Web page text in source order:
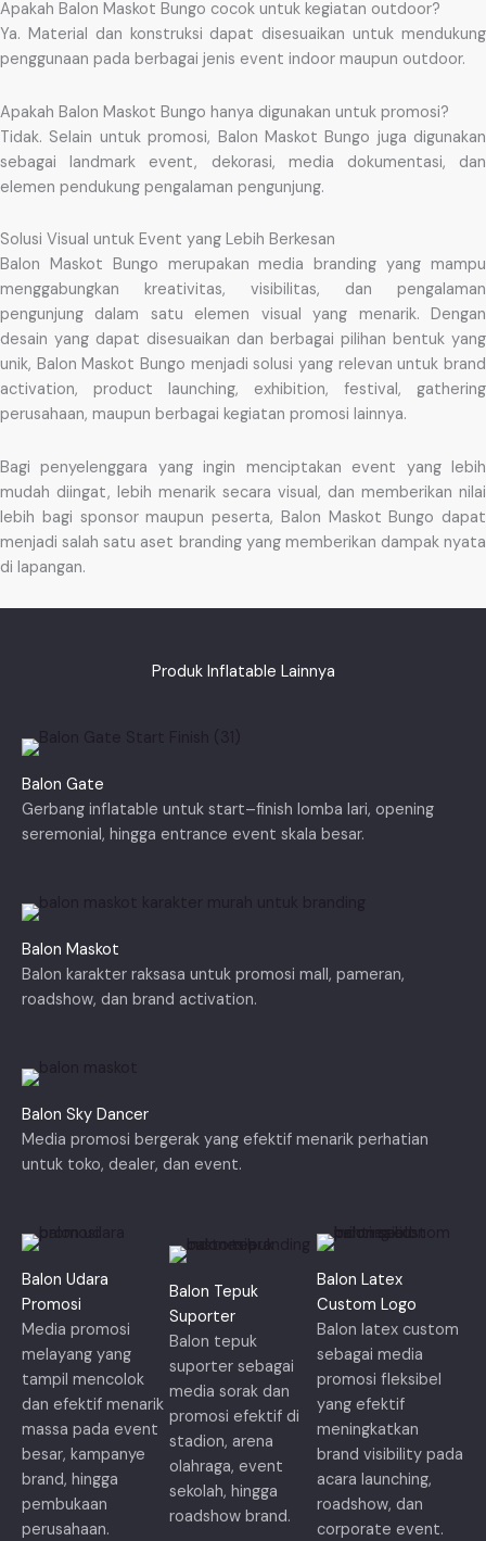
Apakah Balon Maskot Bungo cocok untuk kegiatan outdoor?
Ya. Material dan konstruksi dapat disesuaikan untuk mendukung
penggunaan pada berbagai jenis event indoor maupun outdoor.
Apakah Balon Maskot Bungo hanya digunakan untuk promosi?
Tidak. Selain untuk promosi, Balon Maskot Bungo juga digunakan
sebagai landmark event, dekorasi, media dokumentasi, dan
elemen pendukung pengalaman pengunjung.
Solusi Visual untuk Event yang Lebih Berkesan
Balon Maskot Bungo merupakan media branding yang mampu
menggabungkan kreativitas, visibilitas, dan pengalaman
pengunjung dalam satu elemen visual yang menarik. Dengan
desain yang dapat disesuaikan dan berbagai pilihan bentuk yang
unik, Balon Maskot Bungo menjadi solusi yang relevan untuk brand
activation, product launching, exhibition, festival, gathering
perusahaan, maupun berbagai kegiatan promosi lainnya.
Bagi penyelenggara yang ingin menciptakan event yang lebih
mudah diingat, lebih menarik secara visual, dan memberikan nilai
lebih bagi sponsor maupun peserta, Balon Maskot Bungo dapat
menjadi salah satu aset branding yang memberikan dampak nyata
di lapangan.
Produk Inflatable Lainnya
Balon Gate
Gerbang inflatable untuk start–finish lomba lari, opening
seremonial, hingga entrance event skala besar.
Balon Maskot
Balon karakter raksasa untuk promosi mall, pameran,
roadshow, dan brand activation.
Balon Sky Dancer
Media promosi bergerak yang efektif menarik perhatian
untuk toko, dealer, dan event.
Balon Udara
Promosi
Media promosi
melayang yang
tampil mencolok
dan efektif menarik
massa pada event
besar, kampanye
brand, hingga
pembukaan
perusahaan.
Balon Tepuk
Suporter
Balon tepuk
suporter sebagai
media sorak dan
promosi efektif di
stadion, arena
olahraga, event
sekolah, hingga
roadshow brand.
Balon Latex
Custom Logo
Balon latex custom
sebagai media
promosi fleksibel
yang efektif
meningkatkan
brand visibility pada
acara launching,
roadshow, dan
corporate event.